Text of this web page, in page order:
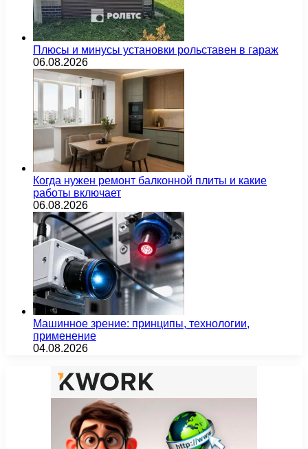
Плюсы и минусы установки рольставен в гараж
06.08.2026
Когда нужен ремонт балконной плиты и какие
работы включает
06.08.2026
Машинное зрение: принципы, технологии,
применение
04.08.2026